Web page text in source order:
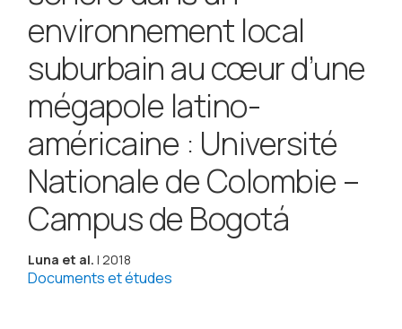
environnement local
suburbain au cœur d’une
mégapole latino-
américaine : Université
Nationale de Colombie –
Campus de Bogotá
Luna et al. | 2018
Documents et études